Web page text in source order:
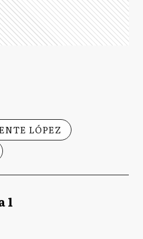
LÓPEZ
1